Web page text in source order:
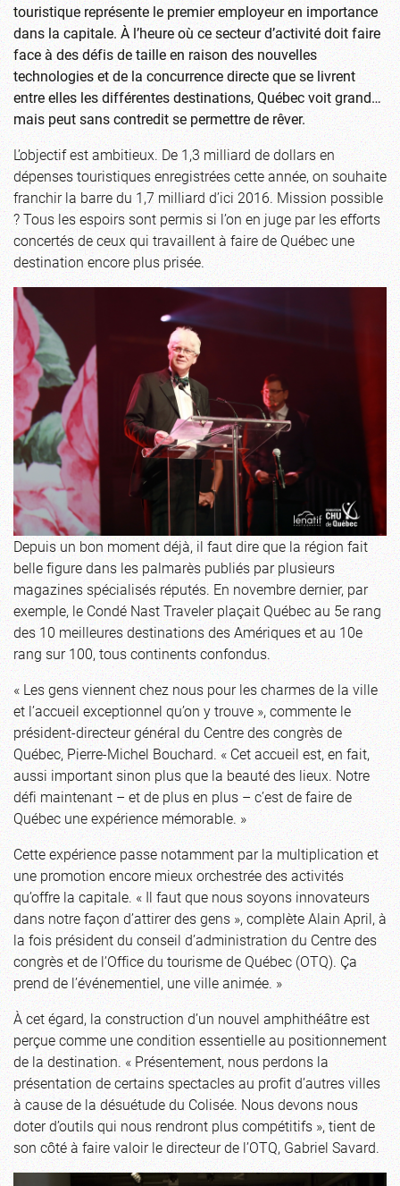
touristique représente le premier employeur en importance
dans la capitale. À l’heure où ce secteur d’activité doit faire
face à des défis de taille en raison des nouvelles
technologies et de la concurrence directe que se livrent
entre elles les différentes destinations, Québec voit grand…
mais peut sans contredit se permettre de rêver.
L’objectif est ambitieux. De 1,3 milliard de dollars en
dépenses touristiques enregistrées cette année, on souhaite
franchir la barre du 1,7 milliard d’ici 2016. Mission possible
? Tous les espoirs sont permis si l’on en juge par les efforts
concertés de ceux qui travaillent à faire de Québec une
destination encore plus prisée.
Depuis un bon moment déjà, il faut dire que la région fait
belle figure dans les palmarès publiés par plusieurs
magazines spécialisés réputés. En novembre dernier, par
exemple, le Condé Nast Traveler plaçait Québec au 5e rang
des 10 meilleures destinations des Amériques et au 10e
rang sur 100, tous continents confondus.
« Les gens viennent chez nous pour les charmes de la ville
et l’accueil exceptionnel qu’on y trouve », commente le
président-directeur général du Centre des congrès de
Québec, Pierre-Michel Bouchard. « Cet accueil est, en fait,
aussi important sinon plus que la beauté des lieux. Notre
défi maintenant – et de plus en plus – c’est de faire de
Québec une expérience mémorable. »
Cette expérience passe notamment par la multiplication et
une promotion encore mieux orchestrée des activités
qu’offre la capitale. « Il faut que nous soyons innovateurs
dans notre façon d’attirer des gens », complète Alain April, à
la fois président du conseil d’administration du Centre des
congrès et de l’Office du tourisme de Québec (OTQ). Ça
prend de l’événementiel, une ville animée. »
À cet égard, la construction d’un nouvel amphithéâtre est
perçue comme une condition essentielle au positionnement
de la destination. « Présentement, nous perdons la
présentation de certains spectacles au profit d’autres villes
à cause de la désuétude du Colisée. Nous devons nous
doter d’outils qui nous rendront plus compétitifs », tient de
son côté à faire valoir le directeur de l’OTQ, Gabriel Savard.